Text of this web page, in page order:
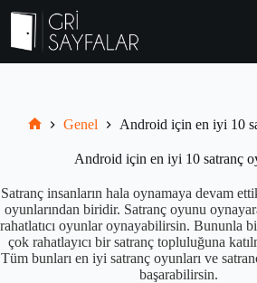
content
Genel Android için en iyi 10
Android için en iyi 10 satranç
Satranç insanların hala oynamaya devam
oyunlarından biridir. Satranç oyunu
rahatlatıcı oyunlar oynayabilirsin. Bununla
çok rahatlayıcı bir satranç topluluğuna
Tüm bunları en iyi satranç oyunları ve
başarabilirsin.